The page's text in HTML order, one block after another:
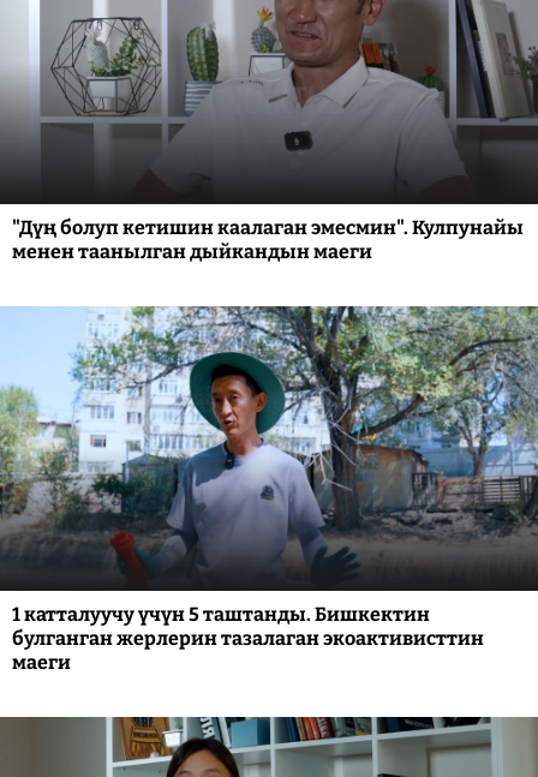
"Дүң болуп кетишин каалаган эмесмин". Кулпунайы
менен таанылган дыйкандын маеги
1 катталуучу үчүн 5 таштанды. Бишкектин
булганган жерлерин тазалаган экоактивисттин
маеги